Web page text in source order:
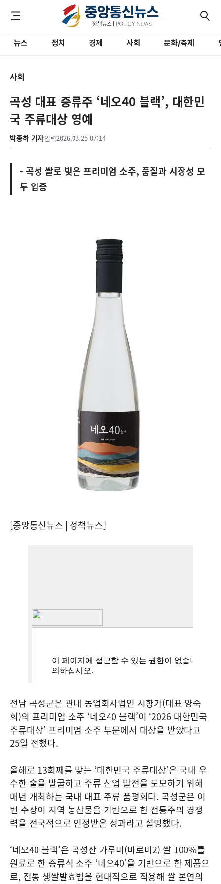
뉴스 정치 경제 사회 문화/축제
사회
곡성 대표 증류주 ‘네오40 블랙’, 대한민
국 주류대상 영예
박종하 기자입력2026.03.25 07:14
- 곡성 쌀로 빚은 프리미엄 소주, 품질과 시장성 모
두 입증
[중앙통신뉴스│정책뉴스]
전남 곡성군은 관내 농업회사법인 시향가(대표 양숙
희)의 프리미엄 소주 ‘네오40 블랙’이 ‘2026 대한민국
주류대상’ 프리미엄 소주 부문에서 대상을 받았다고
25일 전했다.
올해로 13회째를 맞는 ‘대한민국 주류대상’은 국내 우
수한 술을 발굴하고 주류 산업 발전을 도모하기 위해
매년 개최하는 국내 대표 주류 품평회다. 곡성군은 이
번 수상이 지역 농산물을 기반으로 한 전통주의 경쟁
력을 전국적으로 인정받은 성과라고 설명했다.
‘네오40 블랙’은 곡성산 가루미(바로미2) 쌀 100%를
원료로 한 증류식 소주 ‘네오40’을 기반으로 한 제품으
로, 전통 생쌀발효법을 현대적으로 적용해 쌀 본연의